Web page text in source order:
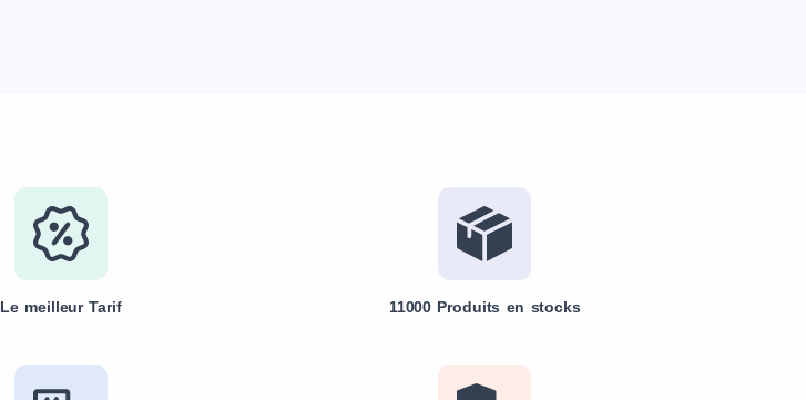
Le meilleur Tarif 11000 Produits en stocks